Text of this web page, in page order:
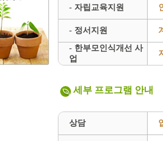
- 자립교육지원
- 정서지원
- 한부모인식개선 사
업
세부 프로그램 안내
상담